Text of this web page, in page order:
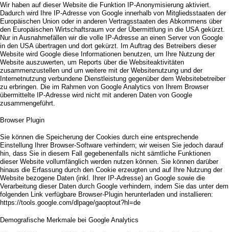
Wir haben auf dieser Website die Funktion IP-Anonymisierung aktiviert.
Dadurch wird Ihre IP-Adresse von Google innerhalb von Mitgliedsstaaten der
Europäischen Union oder in anderen Vertragsstaaten des Abkommens über
den Europäischen Wirtschaftsraum vor der Übermittlung in die USA gekürzt.
Nur in Ausnahmefällen wir die volle IP-Adresse an einen Server von Google
in den USA übertragen und dort gekürzt. Im Auftrag des Betreibers dieser
Website wird Google diese Informationen benutzen, um Ihre Nutzung der
Website auszuwerten, um Reports über die Websiteaktivitäten
zusammenzustellen und um weitere mit der Websitenutzung und der
Internetnutzung verbundene Dienstleistung gegenüber dem Websitebetreiber
zu erbringen. Die im Rahmen von Google Analytics von Ihrem Browser
übermittelte IP-Adresse wird nicht mit anderen Daten von Google
zusammengeführt.
Browser Plugin
Sie können die Speicherung der Cookies durch eine entsprechende
Einstellung Ihrer Browser-Software verhindern; wir weisen Sie jedoch darauf
hin, dass Sie in diesem Fall gegebenenfalls nicht sämtliche Funktionen
dieser Website vollumfänglich werden nutzen können. Sie können darüber
hinaus die Erfassung durch den Cookie erzeugten und auf Ihre Nutzung der
Website bezogene Daten (inkl. Ihrer IP-Adresse) an Google sowie die
Verarbeitung dieser Daten durch Google verhindern, indem Sie das unter dem
folgenden Link verfügbare Browser-Plugin herunterladen und installieren:
https://tools.google.com/dlpage/gaoptout?hl=de
Demografische Merkmale bei Google Analytics